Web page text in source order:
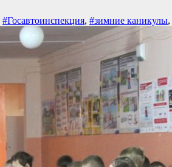
#Госавтоинспекция, #зимние каникулы,